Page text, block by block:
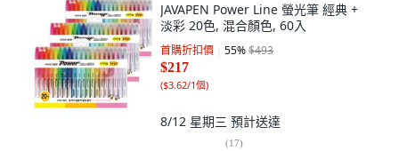
JAVAPEN Power Line 螢光筆 經典 +
淡彩 20色, 混合顏色, 60入
首購折扣價 55%$493
$217
($3.62/1個)
8/12 星期三 預計送達
(17)